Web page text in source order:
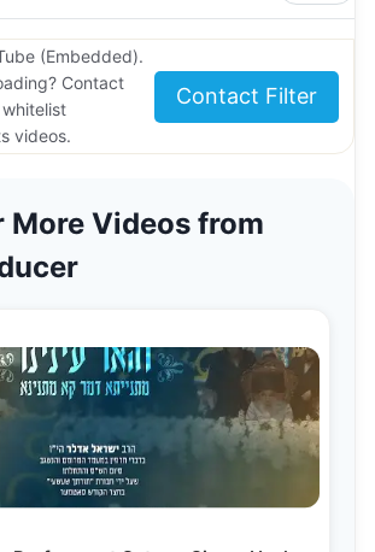
(Embedded).
Contact
videos.
Contact Filter
More Videos from